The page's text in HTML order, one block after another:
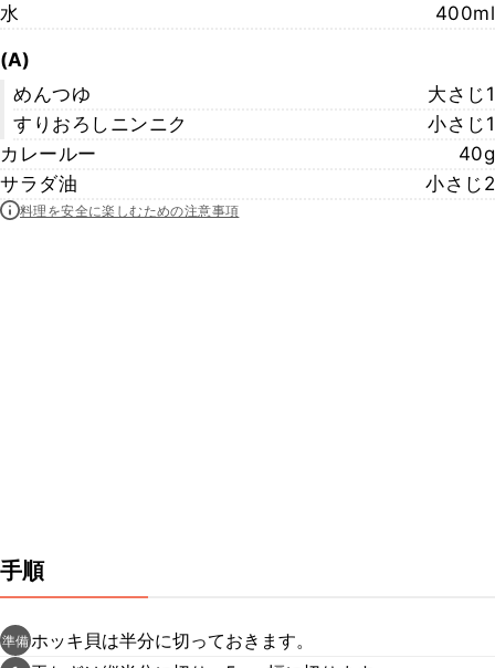
水
400ml
(A)
めんつゆ
大さじ1
すりおろしニンニク
小さじ1
カレールー
40g
サラダ油
小さじ2
料理を安全に楽しむための注意事項
手順
準備 ホッキ貝は半分に切っておきます。